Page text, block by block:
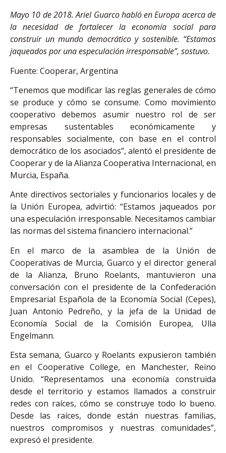
Mayo 10 de 2018. Ariel Guarco habló en Europa acerca de
la necesidad de fortalecer la economía social para
construir un mundo democrático y sostenible. “Estamos
jaqueados por una especulación irresponsable”, sostuvo.
Fuente: Cooperar, Argentina
“Tenemos que modificar las reglas generales de cómo
se produce y cómo se consume. Como movimiento
cooperativo debemos asumir nuestro rol de ser
empresas sustentables económicamente y
responsables socialmente, con base en el control
democrático de los asociados”, alentó el presidente de
Cooperar y de la Alianza Cooperativa Internacional, en
Murcia, España.
Ante directivos sectoriales y funcionarios locales y de
la Unión Europea, advirtió: “Estamos jaqueados por
una especulación irresponsable. Necesitamos cambiar
las normas del sistema financiero internacional.”
En el marco de la asamblea de la Unión de
Cooperativas de Murcia, Guarco y el director general
de la Alianza, Bruno Roelants, mantuvieron una
conversación con el presidente de la Confederación
Empresarial Española de la Economía Social (Cepes),
Juan Antonio Pedreño, y la jefa de la Unidad de
Economía Social de la Comisión Europea, Ulla
Engelmann.
Esta semana, Guarco y Roelants expusieron también
en el Cooperative College, en Manchester, Reino
Unido. “Representamos una economía construida
desde el territorio y estamos llamados a construir
redes con raíces, cómo se construye todo lo bueno.
Desde las raíces, donde están nuestras familias,
nuestros compromisos y nuestras comunidades”,
expresó el presidente.